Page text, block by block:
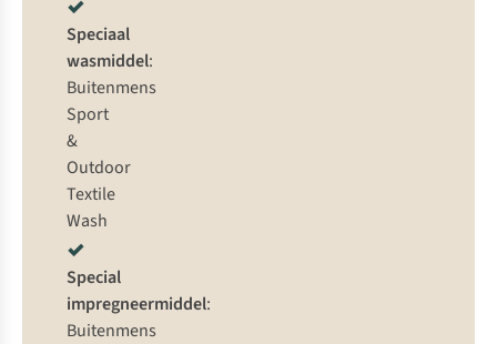
Speciaal
wasmiddel:
Buitenmens
Sport
&
Outdoor
Textile
Wash
Special
impregneermiddel:
Buitenmens